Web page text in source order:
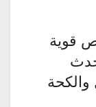
قوية